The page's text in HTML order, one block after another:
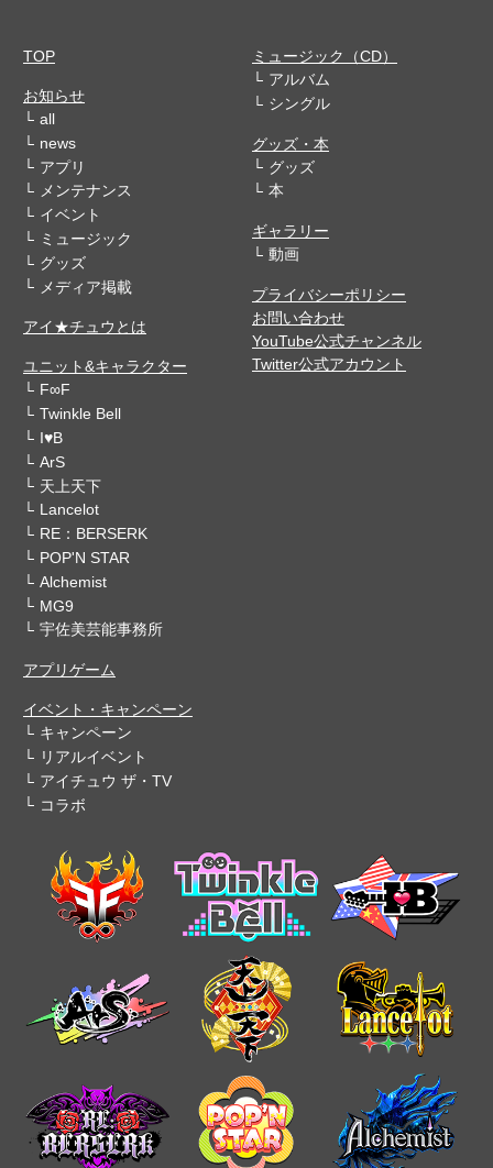
TOP
お知らせ
all
news
アプリ
メンテナンス
イベント
ミュージック
グッズ
メディア掲載
アイ★チュウとは
ユニット&キャラクター
F∞F
Twinkle Bell
I♥B
ArS
天上天下
Lancelot
RE：BERSERK
POP'N STAR
Alchemist
MG9
宇佐美芸能事務所
アプリゲーム
イベント・キャンペーン
キャンペーン
リアルイベント
アイチュウ ザ・TV
コラボ
ミュージック（CD）
アルバム
シングル
グッズ・本
グッズ
本
ギャラリー
動画
プライバシーポリシー
お問い合わせ
YouTube公式チャンネル
Twitter公式アカウント